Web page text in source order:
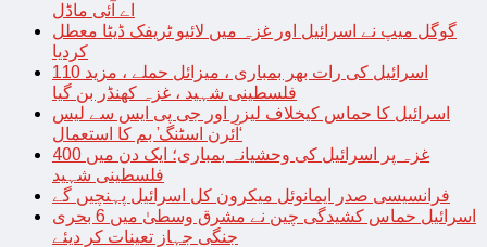
اے آئی ماڈل
گوگل میپ نے اسرائیل اور غزہ میں لائیو ٹریفک ڈیٹا معطل
کردیا
اسرائیل کی رات بھر بمباری ، میزائل حملے ، مزید 110
فلسطینی شہید ، غزہ کھنڈر بن گیا
اسرائیل کا حماس کیخلاف لیزر اور جی پی ایس سے لیس
‘آئرن اسٹنگ’ بم کا استعمال
غزہ پر اسرائیل کی وحشیانہ بمباری؛ ایک دن میں 400
فلسطینی شہید
فرانسیسی صدر ایمانوئل میکرون کل اسرائیل پہنچیں گے
اسرائیل حماس کشیدگی چین نے مشرق وسطیٰ میں 6 بحری
جنگی جہاز تعینات کر دیئے